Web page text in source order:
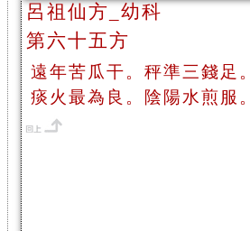
呂祖仙方_幼科
第六十五方
遠年苦瓜干。秤準三錢足。
痰火最為良。陰陽水煎服。